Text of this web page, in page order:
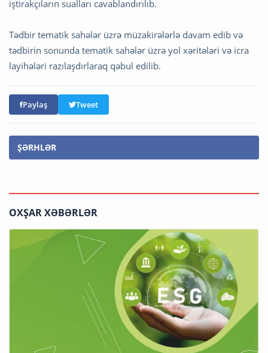
iştirakçıların sualları cavablandırılıb.
Tədbir tematik sahələr üzrə müzakirələrlə davam edib və
tədbirin sonunda tematik sahələr üzrə yol xəritələri və icra
layihələri razılaşdırlaraq qəbul edilib.
Paylaş Tweet
ŞƏRHLƏR
OXŞAR XƏBƏRLƏR